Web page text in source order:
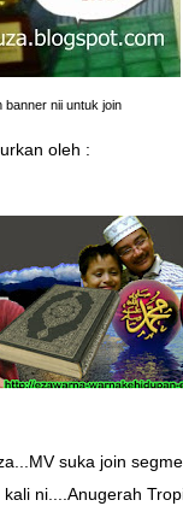
banner nii untuk join
oleh :
...MV suka join
ni....Anugerah